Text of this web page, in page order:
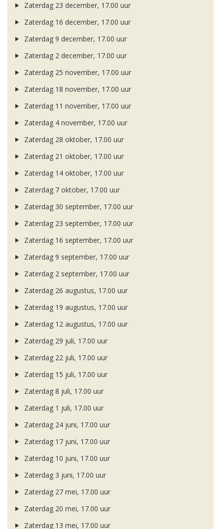
Zaterdag 23 december, 17.00 uur
Zaterdag 16 december, 17.00 uur
Zaterdag 9 december, 17.00 uur
Zaterdag 2 december, 17.00 uur
Zaterdag 25 november, 17.00 uur
Zaterdag 18 november, 17.00 uur
Zaterdag 11 november, 17.00 uur
Zaterdag 4 november, 17.00 uur
Zaterdag 28 oktober, 17.00 uur
Zaterdag 21 oktober, 17.00 uur
Zaterdag 14 oktober, 17.00 uur
Zaterdag 7 oktober, 17.00 uur
Zaterdag 30 september, 17.00 uur
Zaterdag 23 september, 17.00 uur
Zaterdag 16 september, 17.00 uur
Zaterdag 9 september, 17.00 uur
Zaterdag 2 september, 17.00 uur
Zaterdag 26 augustus, 17.00 uur
Zaterdag 19 augustus, 17.00 uur
Zaterdag 12 augustus, 17.00 uur
Zaterdag 29 juli, 17.00 uur
Zaterdag 22 juli, 17.00 uur
Zaterdag 15 juli, 17.00 uur
Zaterdag 8 juli, 17.00 uur
Zaterdag 1 juli, 17.00 uur
Zaterdag 24 juni, 17.00 uur
Zaterdag 17 juni, 17.00 uur
Zaterdag 10 juni, 17.00 uur
Zaterdag 3 juni, 17.00 uur
Zaterdag 27 mei, 17.00 uur
Zaterdag 20 mei, 17.00 uur
Zaterdag 13 mei, 17.00 uur